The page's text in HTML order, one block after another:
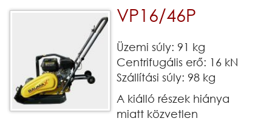
VP16/46P
Üzemi súly: 91 kg
Centrifugális erő: 16 kN
Szállítási súly: 98 kg
A kiálló részek hiánya
miatt közvetlen